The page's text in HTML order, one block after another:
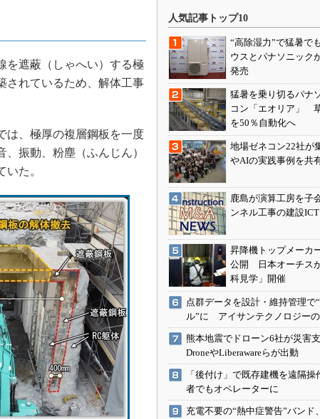
を遮蔽（しゃへい）する極
されているため、解体工事
は、極厚の複層鋼板を一度
振動、粉塵（ふんじん）
た。
人気記事トップ10
“高除湿力”で猛暑
ウスとパナソニック
発売
猛暑を乗り切るパナ
コン「エオリア」
を50％自動化へ
地場ゼネコン22社が
やAIの実践事例を共
鹿島が演算工房を子
ンネル工事の建設
昇降機トップメーカ
公開 日本オーチス
科見学」開催
点群データを設計・維持管理で
ル”に アイサンテクノロジー
熊本地震でドローン6社が災害
DroneやLiberawareらが出動
「後付け」で既存建機を遠隔
者でもオペレーターに
充電不要の“熱中症警告”バンド